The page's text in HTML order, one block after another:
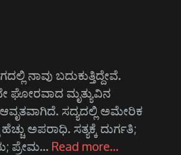
ನಾವು ಬದುಕುತ್ತಿದ್ದೇವೆ.
ಘೋರವಾದ ಮೃತ್ಯುವಿನ
ಸದ್ಯದಲ್ಲಿ ಅಮೇರಿಕ
ಅಪರಾಧಿ. ಸತ್ಯಕ್ಕೆ ದುರ್ಗತಿ;
ಪ್ರೇಮ… Read more…